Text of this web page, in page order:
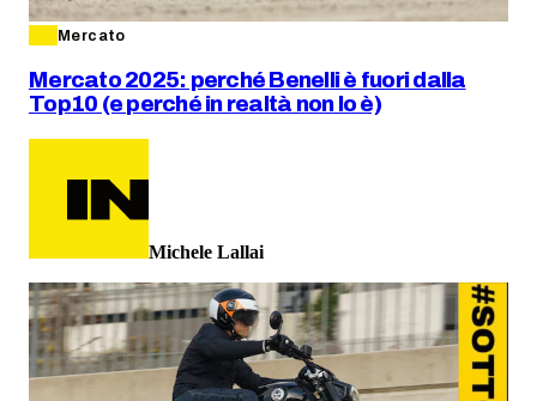
Mercato
Mercato 2025: perché Benelli è fuori dalla
Top10 (e perché in realtà non lo è)
Michele Lallai